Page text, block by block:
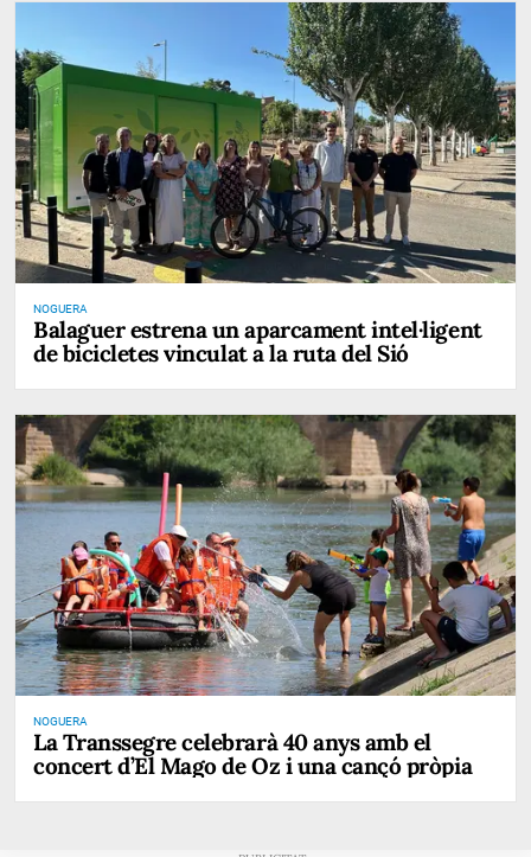
NOGUERA
Balaguer estrena un aparcament intel·ligent
de bicicletes vinculat a la ruta del Sió
NOGUERA
La Transsegre celebrarà 40 anys amb el
concert d’El Mago de Oz i una cançó pròpia